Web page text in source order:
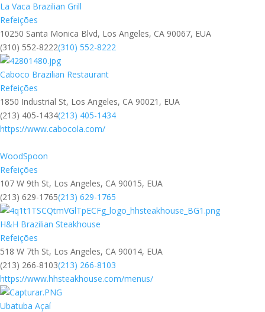
La Vaca Brazilian Grill
Refeições
10250 Santa Monica Blvd, Los Angeles, CA 90067, EUA
(310) 552-8222(310) 552-8222
Caboco Brazilian Restaurant
Refeições
1850 Industrial St, Los Angeles, CA 90021, EUA
(213) 405-1434(213) 405-1434
https://www.cabocola.com/
WoodSpoon
Refeições
107 W 9th St, Los Angeles, CA 90015, EUA
(213) 629-1765(213) 629-1765
H&H Brazilian Steakhouse
Refeições
518 W 7th St, Los Angeles, CA 90014, EUA
(213) 266-8103(213) 266-8103
https://www.hhsteakhouse.com/menus/
Ubatuba Açaí